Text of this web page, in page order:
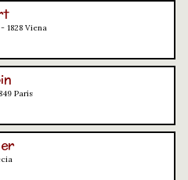
1828 Viena
París